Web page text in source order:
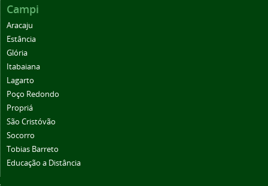
Campi
Aracaju
Estância
Glória
Itabaiana
Lagarto
Poço Redondo
Propriá
São Cristóvão
Socorro
Tobias Barreto
Educação a Distância